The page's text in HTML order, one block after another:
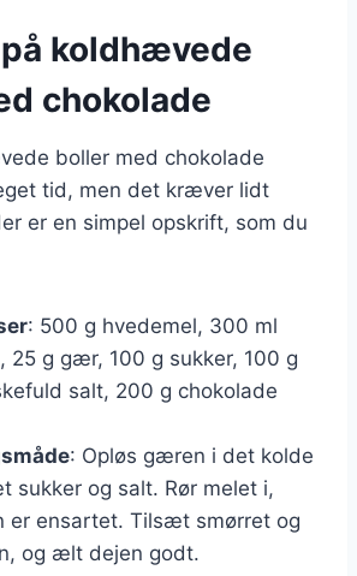
koldhævede
chokolade
boller med chokolade
tid, men det kræver lidt
er en simpel opskrift, som du
: 500 g hvedemel, 300 ml
25 g gær, 100 g sukker, 100 g
salt, 200 g chokolade
: Opløs gæren i det kolde
sukker og salt. Rør melet i,
er ensartet. Tilsæt smørret og
og ælt dejen godt.